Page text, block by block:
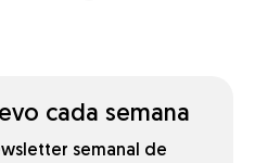
cada semana
semanal de